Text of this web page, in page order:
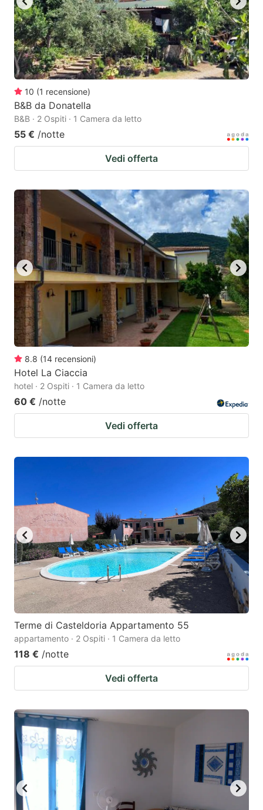
10 (1 recensione)
B&B da Donatella
B&B · 2 Ospiti · 1 Camera da letto
55 € /notte
Vedi offerta
8.8 (14 recensioni)
Hotel La Ciaccia
hotel · 2 Ospiti · 1 Camera da letto
60 € /notte
Vedi offerta
Terme di Casteldoria Appartamento 55
appartamento · 2 Ospiti · 1 Camera da letto
118 € /notte
Vedi offerta